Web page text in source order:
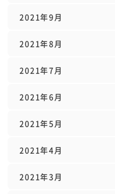
2021年9月
2021年8月
2021年7月
2021年6月
2021年5月
2021年4月
2021年3月